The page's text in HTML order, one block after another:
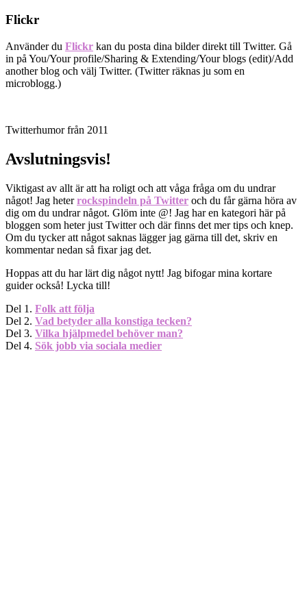
Flickr
Använder du Flickr kan du posta dina bilder direkt till Twitter. Gå
in på You/Your profile/Sharing & Extending/Your blogs (edit)/Add
another blog och välj Twitter. (Twitter räknas ju som en
microblogg.)
Twitterhumor från 2011
Avslutningsvis!
Viktigast av allt är att ha roligt och att våga fråga om du undrar
något! Jag heterrockspindeln på Twitter och du får gärna höra av
dig om du undrar något. Glöm inte @! Jag har en kategori här på
bloggen som heter just Twitter och där finns det mer tips och knep.
Om du tycker att något saknas lägger jag gärna till det, skriv en
kommentar nedan så fixar jag det.
Hoppas att du har lärt dig något nytt! Jag bifogar mina kortare
guider också! Lycka till!
Del 1. Folk att följa
Del 2. Vad betyder alla konstiga tecken?
Del 3. Vilka hjälpmedel behöver man?
Del 4. Sök jobb via sociala medier